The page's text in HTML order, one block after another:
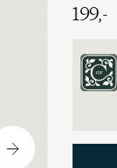
199,-